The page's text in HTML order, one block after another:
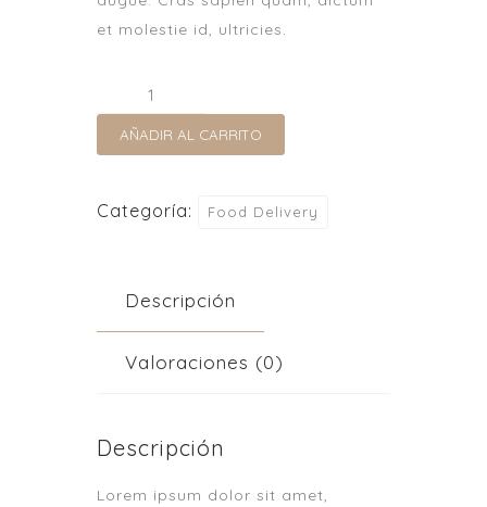
et molestie id, ultricies.
AÑADIR AL CARRITO
Categoría: Food Delivery
Descripción
Valoraciones (0)
Descripción
Lorem ipsum dolor sit amet,